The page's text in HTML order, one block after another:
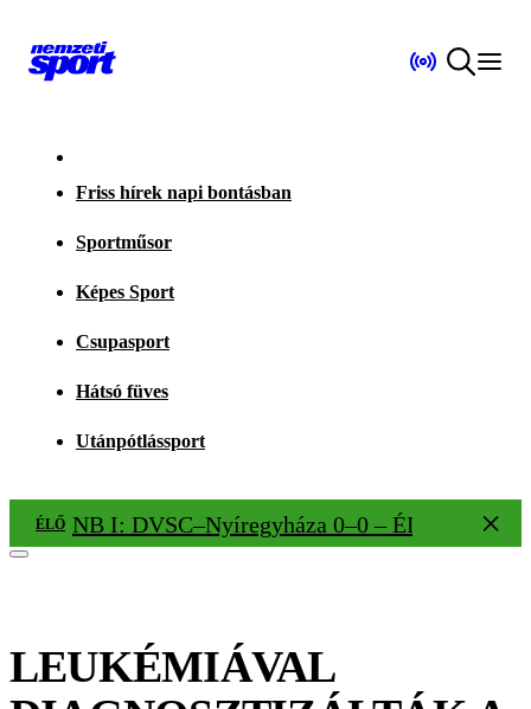
Friss hírek napi bontásban
Sportműsor
Képes Sport
Csupasport
Hátsó füves
Utánpótlássport
ÉLŐ NB I: DVSC–Nyíregyháza 0–0 – ÉLŐ!
LEUKÉMIÁVAL